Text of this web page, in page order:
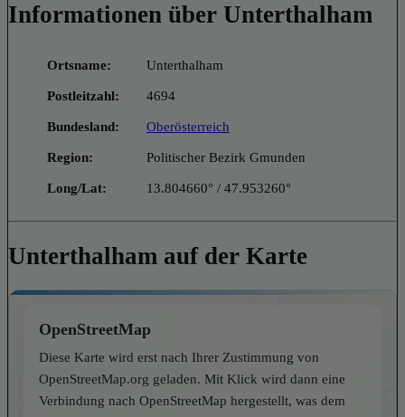
Informationen über Unterthalham
Ortsname: Unterthalham
Postleitzahl: 4694
Bundesland: Oberösterreich
Region: Politischer Bezirk Gmunden
Long/Lat: 13.804660° / 47.953260°
Unterthalham auf der Karte
OpenStreetMap
Diese Karte wird erst nach Ihrer Zustimmung von
OpenStreetMap.org geladen. Mit Klick wird dann eine
Verbindung nach OpenStreetMap hergestellt, was dem